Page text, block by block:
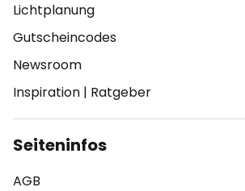
Lichtplanung
Gutscheincodes
Newsroom
Inspiration | Ratgeber
Seiteninfos
AGB